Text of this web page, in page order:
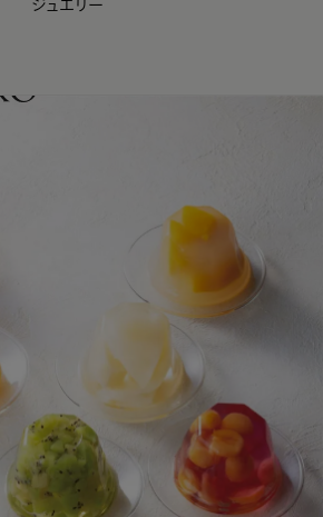
Program連携はこちら
ジュエリー